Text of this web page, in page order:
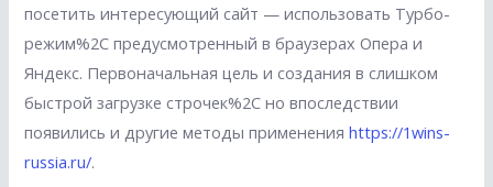
посетить интересующий сайт — использовать Турбо-
режим%2C предусмотренный в браузерах Опера и
Яндекс. Первоначальная цель и создания в слишком
быстрой загрузке строчек%2C но впоследствии
появились и другие методы примененияhttps://1wins-
russia.ru/.